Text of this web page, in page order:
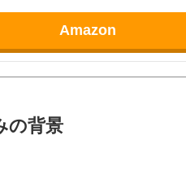
Amazon
の背景